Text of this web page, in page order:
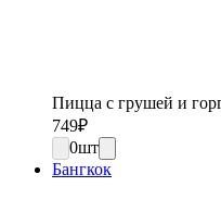
Пицца с грушей и
749₽
0шт
Бангкок